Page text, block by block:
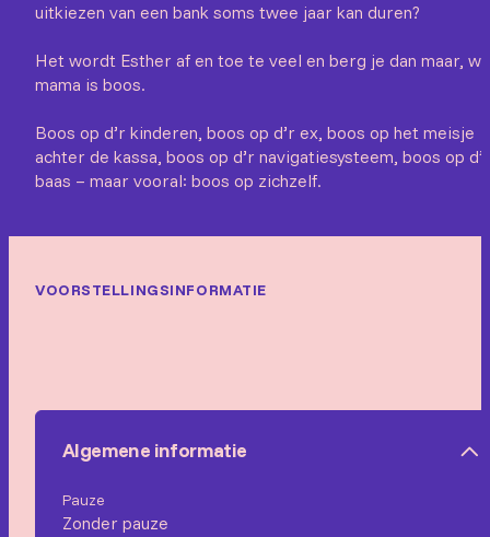
uitkiezen van een bank soms twee jaar kan duren?
Het wordt Esther af en toe te veel en berg je dan maar,
mama is boos.
Boos op d’r kinderen, boos op d’r ex, boos op het meisje
achter de kassa, boos op d’r navigatiesysteem, boos op d’r
baas – maar vooral: boos op zichzelf.
VOORSTELLINGSINFORMATIE
Algemene informatie
Pauze
Zonder pauze